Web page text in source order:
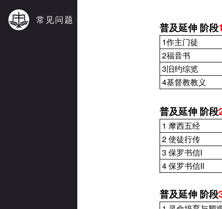
常见问题
普及延伸 阶段
1作主门徒
2福音书
3旧约综览
4基督教教义
普及延伸 阶段
1 摩西五经
2使徒行传
3 保罗书信I
4保罗书信II
普及延伸 阶段